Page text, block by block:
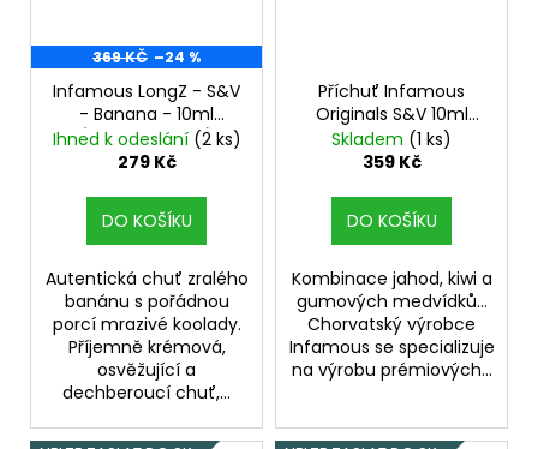
369 KČ –24 %
Infamous LongZ - S&V
- Banana - 10ml
(Ledový banán)
Ihned k odeslání (2 ks)
279 Kč
DO KOŠÍKU
Autentická chuť zralého
banánu s pořádnou
porcí mrazivé koolady.
Příjemně krémová,
osvěžující a
dechberoucí chuť,...
Příchuť Infamous
Originals S&V 10ml
Papa Blood
Skladem (1 ks)
359 Kč
DO KOŠÍKU
Kombinace jahod, kiwi a
gumových medvídků...
Chorvatský výrobce
Infamous se specializuje
na výrobu prémiových...